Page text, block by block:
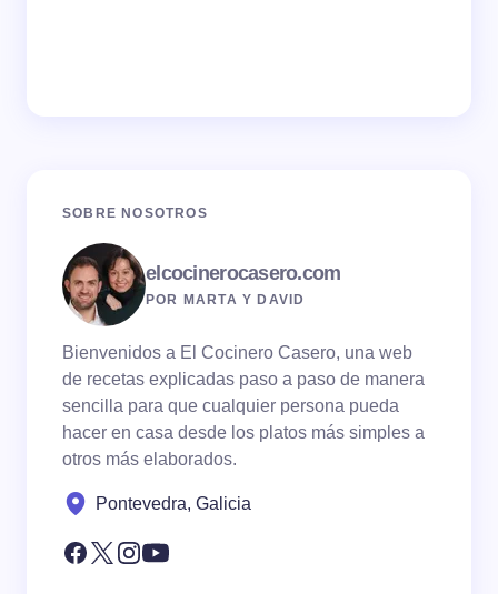
SOBRE NOSOTROS
elcocinerocasero.com
POR MARTA Y DAVID
Bienvenidos a El Cocinero Casero, una web
de recetas explicadas paso a paso de manera
sencilla para que cualquier persona pueda
hacer en casa desde los platos más simples a
otros más elaborados.
Pontevedra, Galicia